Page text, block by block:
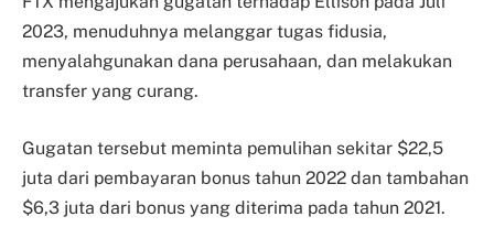
2023, menuduhnya melanggar tugas fidusia,
menyalahgunakan dana perusahaan, dan melakukan
transfer yang curang.
Gugatan tersebut meminta pemulihan sekitar $22,5
juta dari pembayaran bonus tahun 2022 dan tambahan
$6,3 juta dari bonus yang diterima pada tahun 2021.